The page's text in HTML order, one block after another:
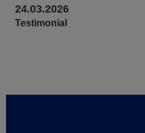
24.03.2026
Testimonial